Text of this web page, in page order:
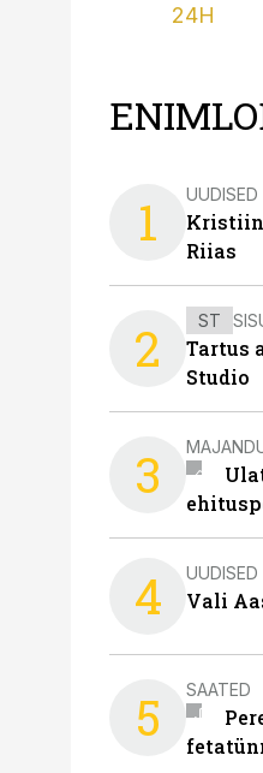
24H
1 UUDISED
Riias
2 ST
Tartus
Studio
3
4 UUDISED
Vali
5 SAATED